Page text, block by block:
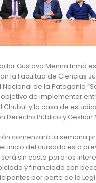
Gustavo Menna firmó
la Facultad de Ciencias
de la Patagonia
objetivo de implementar
Chubut y la casa de
Derecho Público y Gestión
comenzará la semana
inicio del cursado está
sin costo para los
y financiado con
por parte de la